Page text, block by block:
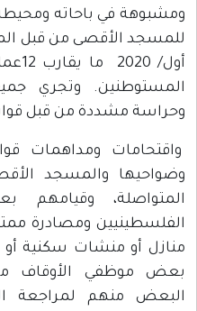
ومشبوهة في باحاته
للمسجد الأقصى من قبل
أول/
المستوطنين. وتجري
وحراسة مشددة من قبل
واقتحامات ومداهمات
وضواحيها والمسجد
المتواصلة، وقيامهم
الفلسطينيين ومصادرة
منازل أو منشات سكنية أو
بعض موظفي الأوقاف
البعض منهم لمراجعة